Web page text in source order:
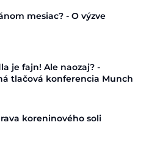
mesiac? - O výzve
je fajn! Ale naozaj? -
tlačová konferencia Munch
koreninového soli